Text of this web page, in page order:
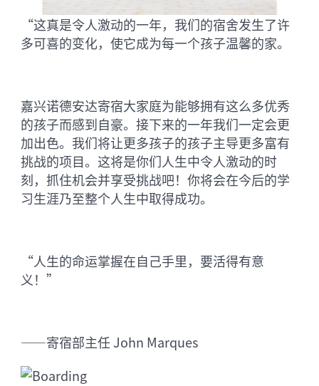
“这真是令人激动的一年，我们的宿舍发生了许
多可喜的变化，使它成为每一个孩子温馨的家。
嘉兴诺德安达寄宿大家庭为能够拥有这么多优秀
的孩子而感到自豪。接下来的一年我们一定会更
加出色。我们将让更多孩子的孩子主导更多富有
挑战的项目。这将是你们人生中令人激动的时
刻，抓住机会并享受挑战吧！你将会在今后的学
习生涯乃至整个人生中取得成功。
“人生的命运掌握在自己手里，要活得有意
义！”
——寄宿部主任 John Marques